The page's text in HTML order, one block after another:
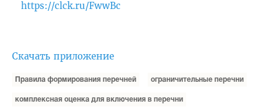
https://clck.ru/FwwBc
Скачать приложение
Правила формирования перечней ограничительные перечни
комплексная оценка для включения в перечни